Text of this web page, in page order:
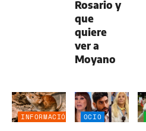
Rosario y
que
quiere
ver a
Moyano
INFORMACIÓN
OCIO